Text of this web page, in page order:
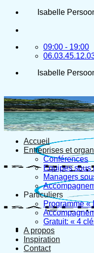
Passer
contenu
Isabelle
09:00 - 19:00
Isabelle
Accueil
Entreprises et
Conférences
Equipes sous
Managers
Particuliers
Programme «
Gratuit: « 4
A propos
Inspiration
Contact